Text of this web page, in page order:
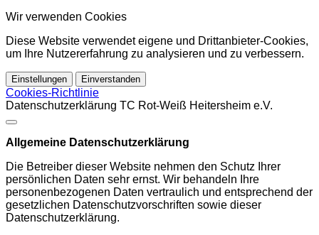
Wir verwenden Cookies
Diese Website verwendet eigene und Drittanbieter-Cookies,
um Ihre Nutzererfahrung zu analysieren und zu verbessern.
Einstellungen Einverstanden
Cookies-Richtlinie
Datenschutzerklärung TC Rot-Weiß Heitersheim e.V.
Allgemeine Datenschutzerklärung
Die Betreiber dieser Website nehmen den Schutz Ihrer
persönlichen Daten sehr ernst. Wir behandeln Ihre
personenbezogenen Daten vertraulich und entsprechend der
gesetzlichen Datenschutzvorschriften sowie dieser
Datenschutzerklärung.